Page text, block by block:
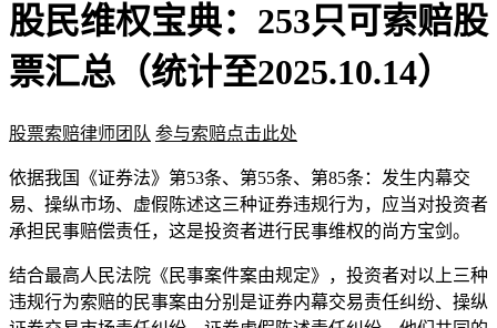
股民维权宝典：253只可索赔股
票汇总（统计至2025.10.14）
股票索赔律师团队 参与索赔点击此处
依据我国《证券法》第53条、第55条、第85条：发生内幕交
易、操纵市场、虚假陈述这三种证券违规行为，应当对投资者
承担民事赔偿责任，这是投资者进行民事维权的尚方宝剑。
结合最高人民法院《民事案件案由规定》，投资者对以上三种
违规行为索赔的民事案由分别是证券内幕交易责任纠纷、操纵